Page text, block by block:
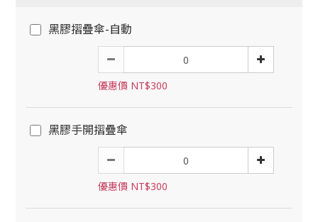
黑膠摺疊傘-自動
優惠價 NT$300
黑膠手開摺疊傘
優惠價 NT$300